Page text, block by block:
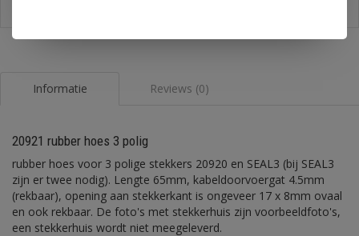
Informatie Reviews (0)
20921 rubber hoes 3 polig
rubber hoes voor 3 polige stekkers 20920 en SEAL3 (bij SEAL3
zijn er twee nodig). Lengte 65mm, kabeldoorvoergat 4.5mm
(rekbaar), opening aan stekkerkant is ongeveer 17 x 8mm ovaal
en ook rekbaar. De foto's met stekkerhuis zijn voorbeeldfoto's,
een stekkerhuis wordt niet meegeleverd.